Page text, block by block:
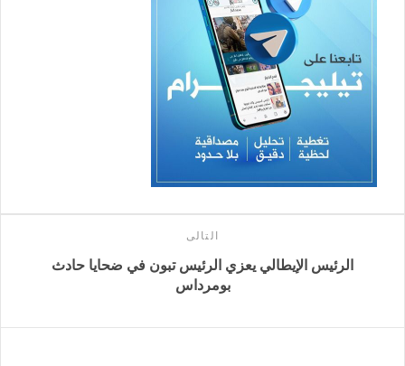
التالى
الرئيس الإيطالي يعزي الرئيس تبون في ضحايا حادث
بومرداس